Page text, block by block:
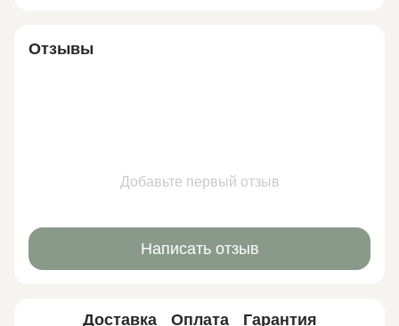
Отзывы
Добавьте первый отзыв
Написать отзыв
Доставка Оплата Гарантия